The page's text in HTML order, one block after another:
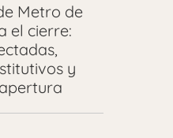
Metro de
el cierre:
y